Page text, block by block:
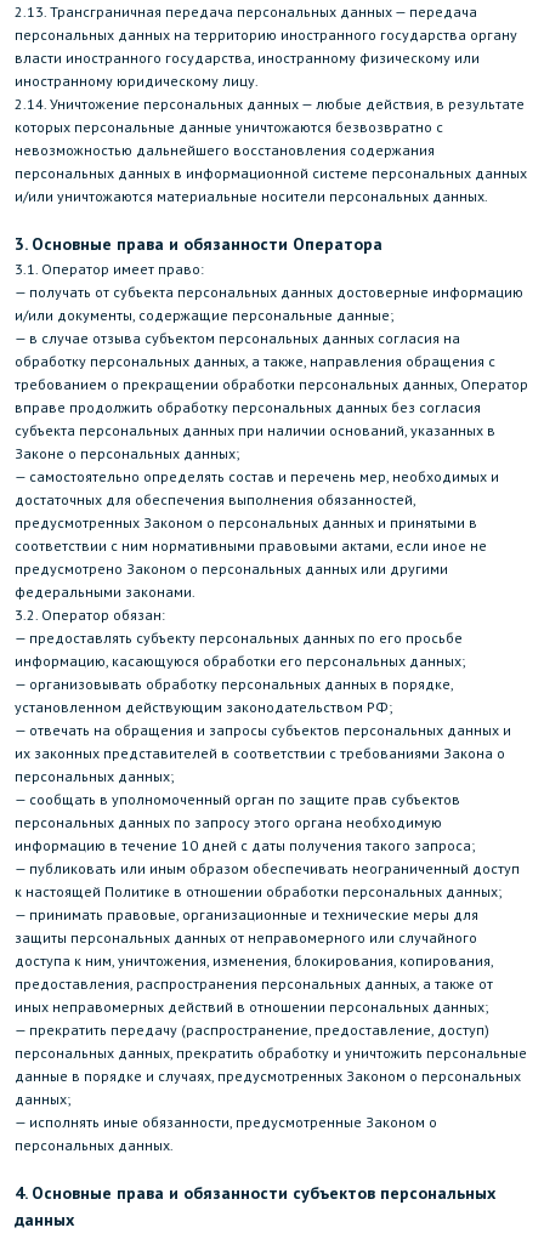
2.13. Трансграничная передача персональных данных — передача
персональных данных на территорию иностранного государства органу
власти иностранного государства, иностранному физическому или
иностранному юридическому лицу.
2.14. Уничтожение персональных данных — любые действия, в результате
которых персональные данные уничтожаются безвозвратно с
невозможностью дальнейшего восстановления содержания
персональных данных в информационной системе персональных данных
и/или уничтожаются материальные носители персональных данных.
3. Основные права и обязанности Оператора
3.1. Оператор имеет право:
— получать от субъекта персональных данных достоверные информацию
и/или документы, содержащие персональные данные;
— в случае отзыва субъектом персональных данных согласия на
обработку персональных данных, а также, направления обращения с
требованием о прекращении обработки персональных данных, Оператор
вправе продолжить обработку персональных данных без согласия
субъекта персональных данных при наличии оснований, указанных в
Законе о персональных данных;
— самостоятельно определять состав и перечень мер, необходимых и
достаточных для обеспечения выполнения обязанностей,
предусмотренных Законом о персональных данных и принятыми в
соответствии с ним нормативными правовыми актами, если иное не
предусмотрено Законом о персональных данных или другими
федеральными законами.
3.2. Оператор обязан:
— предоставлять субъекту персональных данных по его просьбе
информацию, касающуюся обработки его персональных данных;
— организовывать обработку персональных данных в порядке,
установленном действующим законодательством РФ;
— отвечать на обращения и запросы субъектов персональных данных и
их законных представителей в соответствии с требованиями Закона о
персональных данных;
— сообщать в уполномоченный орган по защите прав субъектов
персональных данных по запросу этого органа необходимую
информацию в течение 10 дней с даты получения такого запроса;
— публиковать или иным образом обеспечивать неограниченный доступ
к настоящей Политике в отношении обработки персональных данных;
— принимать правовые, организационные и технические меры для
защиты персональных данных от неправомерного или случайного
доступа к ним, уничтожения, изменения, блокирования, копирования,
предоставления, распространения персональных данных, а также от
иных неправомерных действий в отношении персональных данных;
— прекратить передачу (распространение, предоставление, доступ)
персональных данных, прекратить обработку и уничтожить персональные
данные в порядке и случаях, предусмотренных Законом о персональных
данных;
— исполнять иные обязанности, предусмотренные Законом о
персональных данных.
4. Основные права и обязанности субъектов персональных
данных